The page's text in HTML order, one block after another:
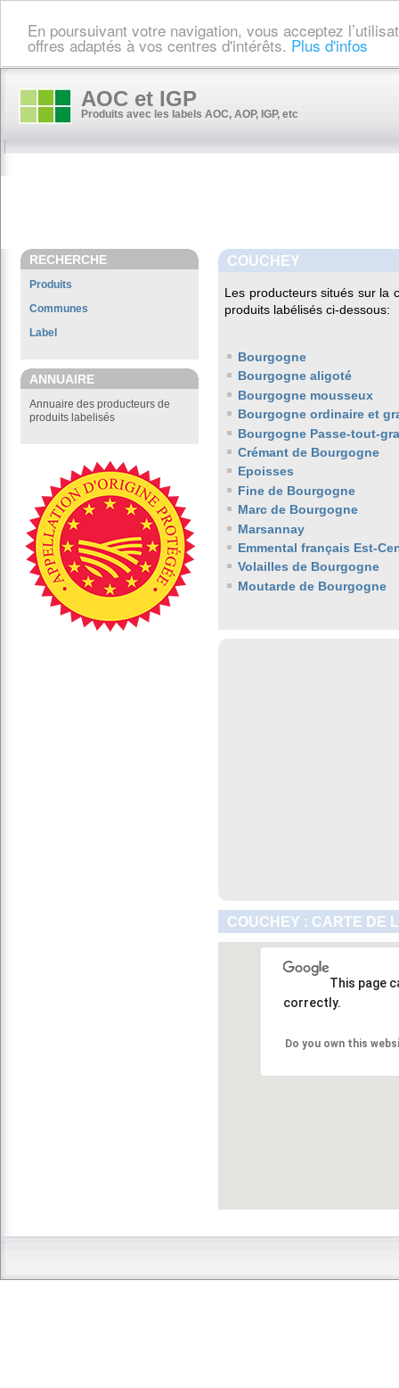
En poursuivant votre navigation, vous acceptez
offres adaptés à vos centres d'intérêts. Plus d'infos
AOC et IGP
Produits avec les labels AOC, AOP, IGP, etc
RECHERCHE
Produits
Communes
Label
ANNUAIRE
Annuaire des producteurs de
produits labelisés
COUCHEY
Les producteurs situés sur la
produits labélisés ci-dessous:
Bourgogne
Bourgogne aligoté
Bourgogne mousseux
Bourgogne ordinaire et
Bourgogne Passe-tout-
Crémant de Bourgogne
Epoisses
Fine de Bourgogne
Marc de Bourgogne
Marsannay
Emmental français Est-
Volailles de Bourgogne
Moutarde de Bourgogne
COUCHEY : CARTE DE
This page
correctly.
Do you own this